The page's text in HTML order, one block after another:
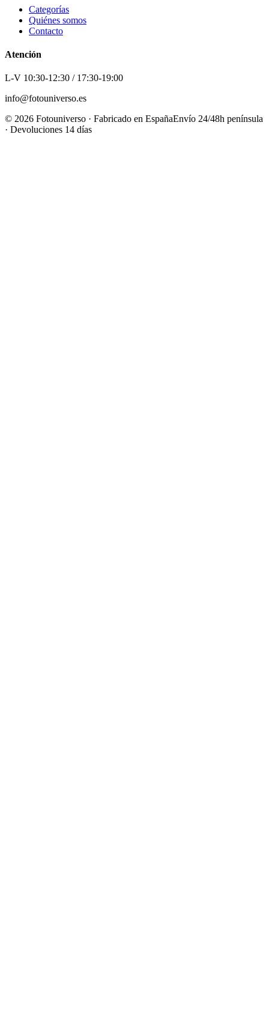
Categorías
Quiénes somos
Contacto
Atención
L-V 10:30-12:30 / 17:30-19:00
info@fotouniverso.es
© 2026 Fotouniverso · Fabricado en EspañaEnvío 24/48h península
· Devoluciones 14 días